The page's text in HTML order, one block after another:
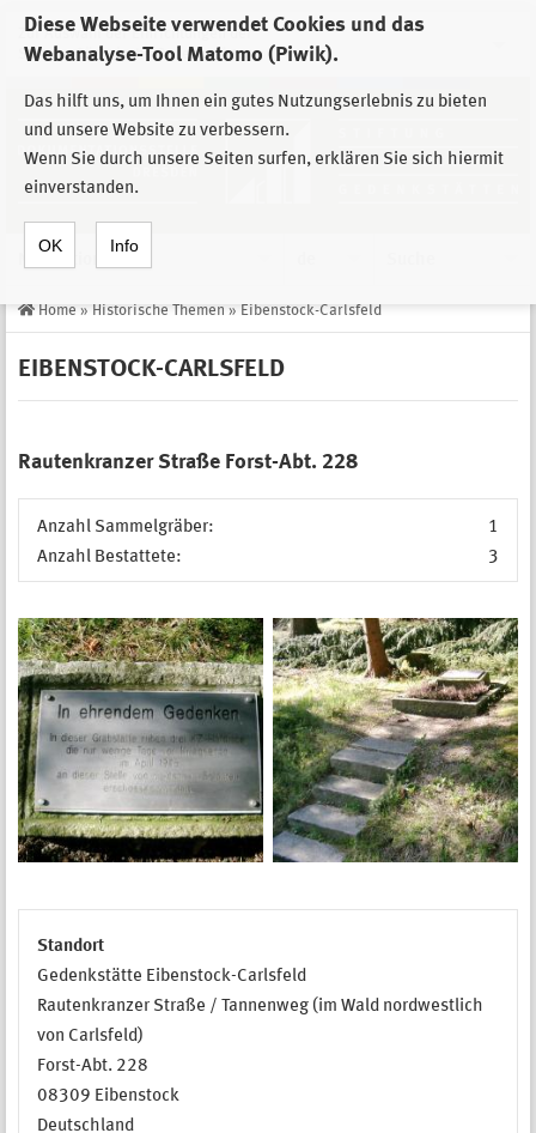
Diese Webseite verwendet Cookies und das
Webanalyse-Tool Matomo (Piwik).
Das hilft uns, um Ihnen ein gutes Nutzungserlebnis zu bieten
und unsere Website zu verbessern.
Wenn Sie durch unsere Seiten surfen, erklären Sie sich hiermit
einverstanden.
OK Info
Zur Auswahl der Einrichtungen der
Stiftung Sächsische Gedenkstätten
Home » Historische Themen » Eibenstock-Carlsfeld
EIBENSTOCK-CARLSFELD
Rautenkranzer Straße Forst-Abt. 228
Anzahl Sammelgräber:
1
Anzahl Bestattete:
3
Standort
Gedenkstätte Eibenstock-Carlsfeld
Rautenkranzer Straße / Tannenweg (im Wald nordwestlich
von Carlsfeld)
Forst-Abt. 228
08309 Eibenstock
Deutschland